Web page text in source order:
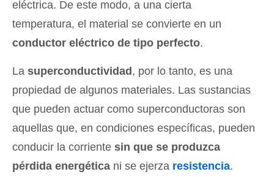
eléctrica. De este modo, a una cierta
temperatura, el material se convierte en un
conductor eléctrico de tipo perfecto.
La superconductividad , por lo tanto, es una
propiedad de algunos materiales. Las sustancias
que pueden actuar como superconductoras son
aquellas que, en condiciones específicas, pueden
conducir la corriente sin que se produzca
pérdida energética ni se ejerza resistencia.